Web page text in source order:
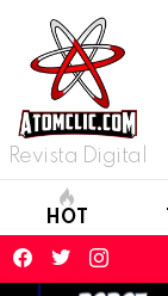
Revista Digital
HOT
YouTubeFacebook
TwitterInstagram